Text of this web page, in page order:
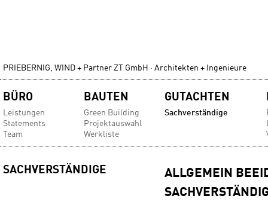
PRIEBERNIG, WIND + Partner ZT GmbH · Architekten + Ingenieure
Navigation
überspringen
BÜRO
Leistungen
Statements
Team
BAUTEN
Green Building
Projektauswahl
Werkliste
GUTACHTEN
Sachverständige
ALLGEMEIN
SACHVERSTÄNDIGE